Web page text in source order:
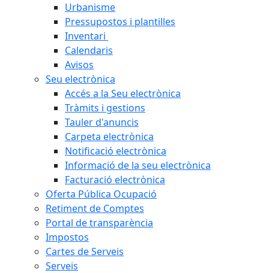
Urbanisme
Pressupostos i plantilles
Inventari
Calendaris
Avisos
Seu electrònica
Accés a la Seu electrònica
Tràmits i gestions
Tauler d'anuncis
Carpeta electrònica
Notificació electrònica
Informació de la seu electrònica
Facturació electrònica
Oferta Pública Ocupació
Retiment de Comptes
Portal de transparència
Impostos
Cartes de Serveis
Serveis